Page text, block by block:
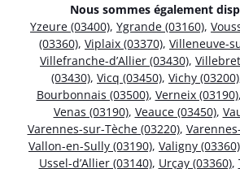
Nous sommes également
Yzeure (03400), Ygrande (03160),
(03360), Viplaix (03370), Villeneuve-
Villefranche-d’Allier (03430),
(03430), Vicq (03450), Vichy (03200)
Bourbonnais (03500), Verneix (03190),
Venas (03190), Veauce (03450),
Varennes-sur-Tèche (03220),
Vallon-en-Sully (03190), Valigny (03360)
Ussel-d’Allier (03140), Urçay (03360),